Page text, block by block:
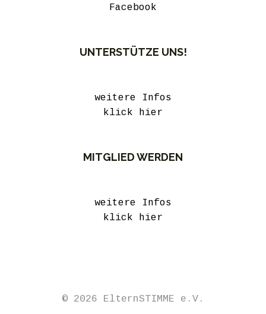
Facebook
UNTERSTÜTZE UNS!
weitere Infos
klick hier
MITGLIED WERDEN
weitere Infos
klick hier
© 2026 ElternSTIMME e.V.